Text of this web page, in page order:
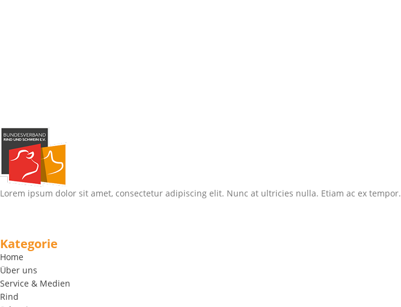
Lorem ipsum dolor sit amet, consectetur adipiscing elit. Nunc at ultricies nulla. Etiam ac ex tempor.
Kategorie
Home
Über uns
Service & Medien
Rind